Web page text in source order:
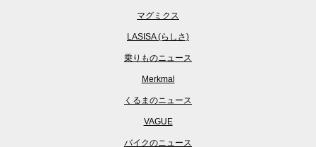
マグミクス
LASISA (らしさ)
乗りものニュース
Merkmal
くるまのニュース
VAGUE
バイクのニュース